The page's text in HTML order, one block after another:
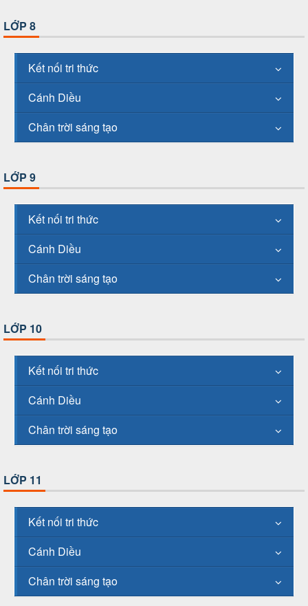
LỚP 8
Kết nối tri thức
Cánh Diều
Chân trời sáng tạo
LỚP 9
Kết nối tri thức
Cánh Diều
Chân trời sáng tạo
LỚP 10
Kết nối tri thức
Cánh Diều
Chân trời sáng tạo
LỚP 11
Kết nối tri thức
Cánh Diều
Chân trời sáng tạo